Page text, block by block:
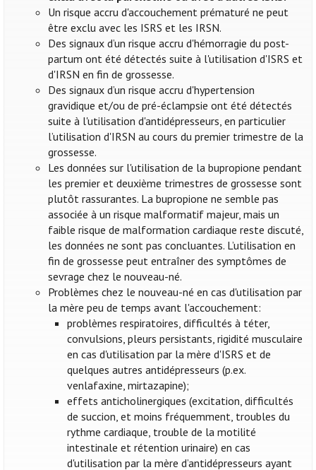
Un risque accru d'accouchement prématuré ne peut
être exclu avec les ISRS et les IRSN.
Des signaux d’un risque accru d'hémorragie du post-
partum ont été détectés suite à l'utilisation d'ISRS et
d'IRSN en fin de grossesse.
Des signaux d’un risque accru d'hypertension
gravidique et/ou de pré-éclampsie ont été détectés
suite à l'utilisation d'antidépresseurs, en particulier
l’utilisation d'IRSN au cours du premier trimestre de la
grossesse.
Les données sur l'utilisation de la bupropione pendant
les premier et deuxième trimestres de grossesse sont
plutôt rassurantes. La bupropione ne semble pas
associée à un risque malformatif majeur, mais un
faible risque de malformation cardiaque reste discuté,
les données ne sont pas concluantes. L’utilisation en
fin de grossesse peut entraîner des symptômes de
sevrage chez le nouveau-né.
Problèmes chez le nouveau-né en cas d'utilisation par
la mère peu de temps avant l'accouchement:
problèmes respiratoires, difficultés à téter,
convulsions, pleurs persistants, rigidité musculaire
en cas d'utilisation par la mère d'ISRS et de
quelques autres antidépresseurs (p.ex.
venlafaxine, mirtazapine);
effets anticholinergiques (excitation, difficultés
de succion, et moins fréquemment, troubles du
rythme cardiaque, trouble de la motilité
intestinale et rétention urinaire) en cas
d'utilisation par la mère d’antidépresseurs ayant